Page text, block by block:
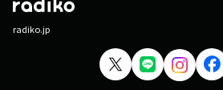
radiko.jp